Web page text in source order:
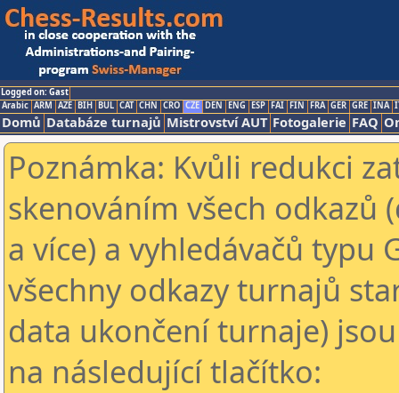
Logged on: Gast
Arabic ARM AZE BIH BUL CAT CHN CRO CZE DEN ENG ESP FAI FIN FRA GER GRE INA
Domů Databáze turnajů Mistrovství AUT Fotogalerie FAQ
Poznámka: Kvůli redukci
skenováním všech odkazů
a více) a vyhledávačů typu
všechny odkazy turnajů
data ukončení turnaje)
na následující tlačítko: